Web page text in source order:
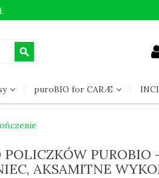
search
puroBIO for CARÆ INCI
POLICZKÓW PUROBIO
AKSAMITNE